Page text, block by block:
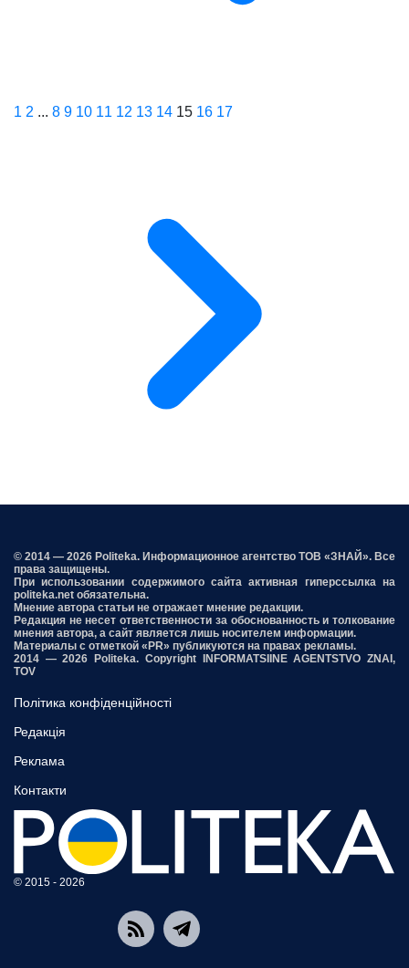
1 2 ... 8 9 10 11 12 13 14 15 16 17
© 2014 — 2026 Politeka. Информационное агентство ТОВ «ЗНАЙ». Все
права защищены.
При использовании содержимого сайта активная гиперссылка на
politeka.net обязательна.
Мнение автора статьи не отражает мнение редакции.
Редакция не несет ответственности за обоснованность и толкование
мнения автора, а сайт является лишь носителем информации.
Материалы с отметкой «PR» публикуются на правах рекламы.
2014 — 2026 Politeka. Copyright INFORMATSIINE AGENTSTVO ZNAI,
TOV
Політика конфіденційності
Редакція
Реклама
Контакти
© 2015 - 2026